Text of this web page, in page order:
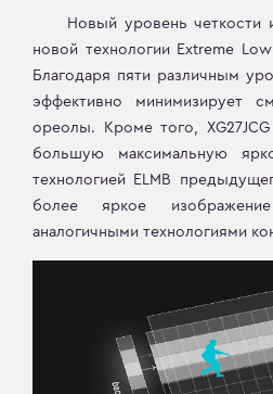
Новый уровень четкости
новой технологии Extreme
Благодаря пяти различным
эффективно минимизирует
ореолы. Кроме того,
большую максимальную
технологией ELMB
более яркое
аналогичными технологиями